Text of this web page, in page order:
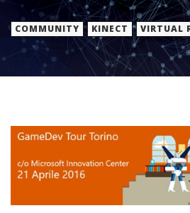
COMMUNITY KINECT VIRTUAL